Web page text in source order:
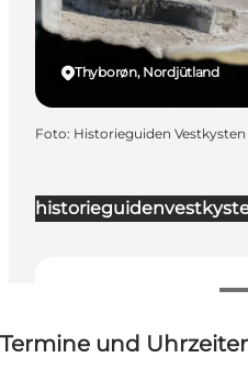
Termine und
Termine undWebsite besuchen
Thyborøn, Nordjütland
Foto: Historieguiden Vestkysten